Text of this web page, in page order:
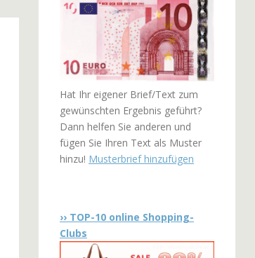
Hat Ihr eigener Brief/Text zum
gewünschten Ergebnis geführt?
Dann helfen Sie anderen und
fügen Sie Ihren Text als Muster
hinzu! Musterbrief hinzufügen
›› TOP-10 online Shopping-
Clubs